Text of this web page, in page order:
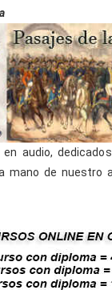
audio,
mano de nuestro